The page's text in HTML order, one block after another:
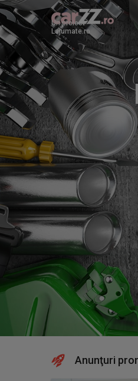
Un proiect
Lajumate.ro
Anunţuri